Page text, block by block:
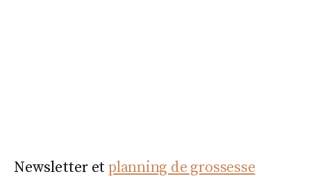
Newsletter et planning de grossesse